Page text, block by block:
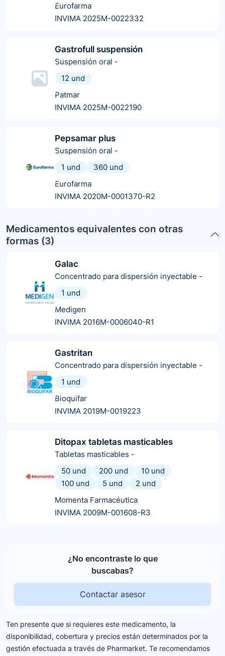
Eurofarma
INVIMA 2025M-0022332
Gastrofull suspensión
Suspensión oral -
12 und
Patmar
INVIMA 2025M-0022190
Pepsamar plus
Suspensión oral -
1 und
360 und
Eurofarma
INVIMA 2020M-0001370-R2
Medicamentos equivalentes con otras
formas (3)
Galac
Concentrado para dispersión inyectable -
1 und
Medigen
INVIMA 2016M-0006040-R1
Gastritan
Concentrado para dispersión inyectable -
1 und
Bioquifar
INVIMA 2019M-0019223
Ditopax tabletas masticables
Tabletas masticables -
50 und
200 und
10 und
100 und
5 und
2 und
Momenta Farmacéutica
INVIMA 2009M-001608-R3
¿No encontraste lo que
buscabas?
Contactar asesor
Ten presente que si requieres este medicamento, la
disponibilidad, cobertura y precios están determinados por la
gestión efectuada a través de Pharmarket. Te recomendamos